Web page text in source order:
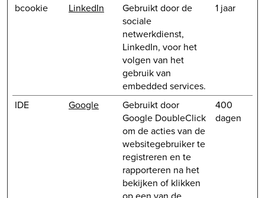
bcookie LinkedIn
Gebruikt door de
sociale
netwerkdienst,
LinkedIn, voor het
volgen van het
gebruik van
embedded services.
1 jaar
IDE Google
Gebruikt door
Google DoubleClick
om de acties van de
websitegebruiker te
registreren en te
rapporteren na het
bekijken of klikken
400
dagen